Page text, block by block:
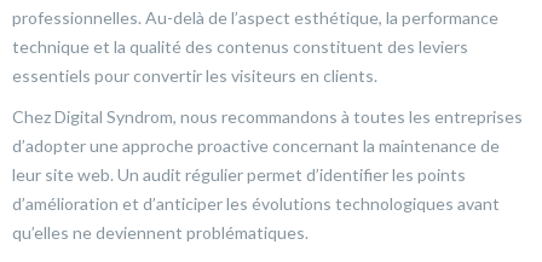
professionnelles. Au-delà de l’aspect esthétique, la performance
technique et la qualité des contenus constituent des leviers
essentiels pour convertir les visiteurs en clients.
Chez Digital Syndrom, nous recommandons à toutes les entreprises
d’adopter une approche proactive concernant la maintenance de
leur site web. Un audit régulier permet d’identifier les points
d’amélioration et d’anticiper les évolutions technologiques avant
qu’elles ne deviennent problématiques.